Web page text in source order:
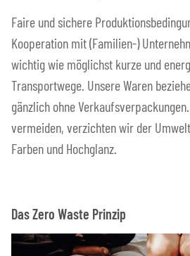
Faire und sichere
Kooperation mit (Familien-)
wichtig wie möglichst kurze und
Transportwege. Unsere Waren
gänzlich ohne
vermeiden, verzichten wir der
Farben und Hochglanz.
Das Zero Waste Prinzip